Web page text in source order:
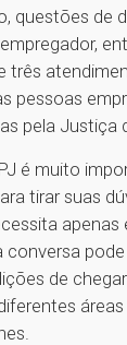
questões de
três
pessoas
pela Justiça
é muito
tirar suas
conversa
de